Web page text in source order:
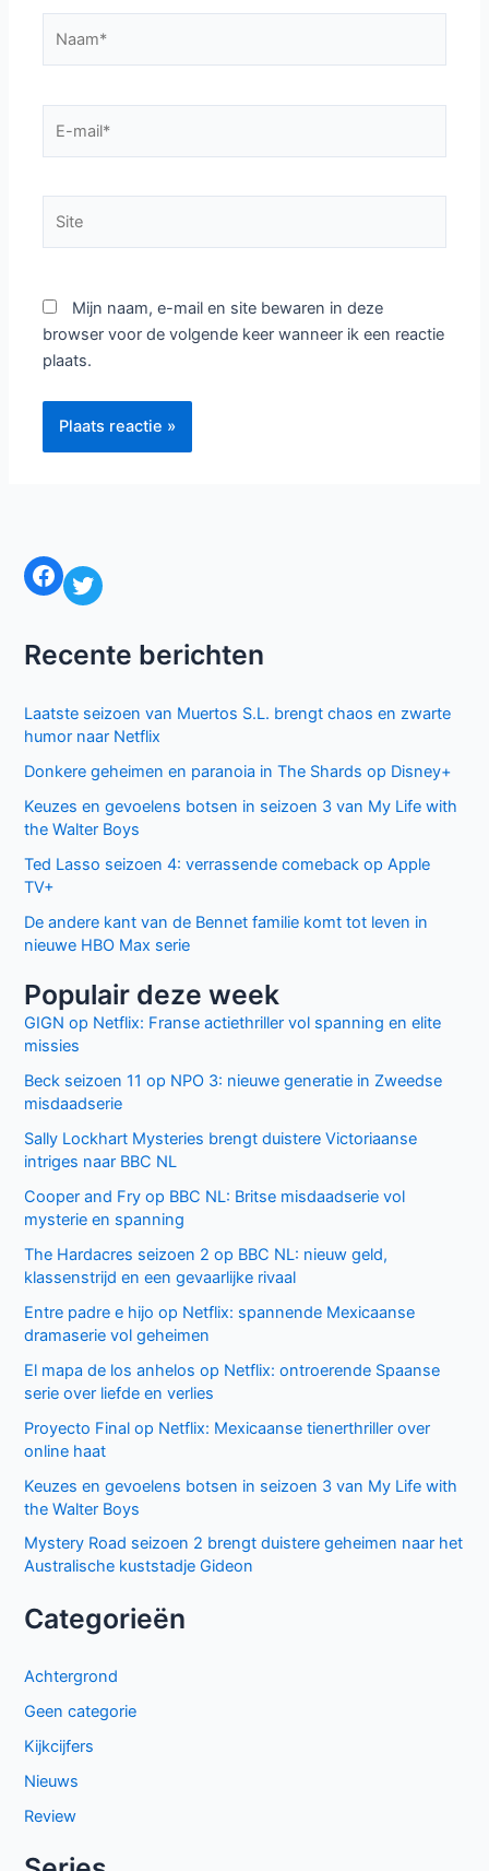
mail*
Mijn naam, e-mail en site bewaren in deze
browser voor de volgende keer wanneer ik een reactie
plaats.
Facebook Twitter
Recente berichten
Laatste seizoen van Muertos S.L. brengt chaos en zwarte
humor naar Netflix
Donkere geheimen en paranoia in The Shards op Disney+
Keuzes en gevoelens botsen in seizoen 3 van My Life with
the Walter Boys
Ted Lasso seizoen 4: verrassende comeback op Apple
TV+
De andere kant van de Bennet familie komt tot leven in
nieuwe HBO Max serie
Populair deze week
GIGN op Netflix: Franse actiethriller vol spanning en elite
missies
Beck seizoen 11 op NPO 3: nieuwe generatie in Zweedse
misdaadserie
Sally Lockhart Mysteries brengt duistere Victoriaanse
intriges naar BBC NL
Cooper and Fry op BBC NL: Britse misdaadserie vol
mysterie en spanning
The Hardacres seizoen 2 op BBC NL: nieuw geld,
klassenstrijd en een gevaarlijke rivaal
Entre padre e hijo op Netflix: spannende Mexicaanse
dramaserie vol geheimen
El mapa de los anhelos op Netflix: ontroerende Spaanse
serie over liefde en verlies
Proyecto Final op Netflix: Mexicaanse tienerthriller over
online haat
Keuzes en gevoelens botsen in seizoen 3 van My Life with
the Walter Boys
Mystery Road seizoen 2 brengt duistere geheimen naar het
Australische kuststadje Gideon
Categorieën
Achtergrond
Geen categorie
Kijkcijfers
Nieuws
Review